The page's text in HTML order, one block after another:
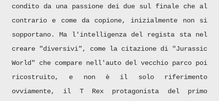
condito da una passione dei due sul finale che al
contrario e come da copione, inizialmente non si
sopportano. Ma l'intelligenza del regista sta nel
creare "diversivi", come la citazione di "Jurassic
World" che compare nell'auto del vecchio parco poi
ricostruito, e non è il solo riferimento
ovviamente, il T Rex protagonista del primo